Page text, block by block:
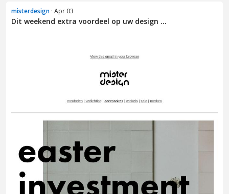
misterdesign · Apr 03
Dit weekend extra voordeel op uw design ...